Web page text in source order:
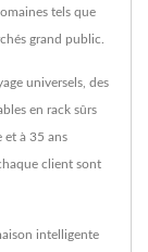
tels que
grand public.
universels, des
en rack sûrs
et à 35 ans
client sont
intelligente